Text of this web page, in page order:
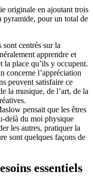
originale en ajoutant trois
pyramide, pour un total de
sont centrés sur la
apprendre et
la place qu’ils y occupent.
concerne l’appréciation
peuvent satisfaire ce
la musique, de l’art, de la
pensait que les êtres
delà du moi physique
les autres, pratiquer la
sont quelques façons de
essentiels